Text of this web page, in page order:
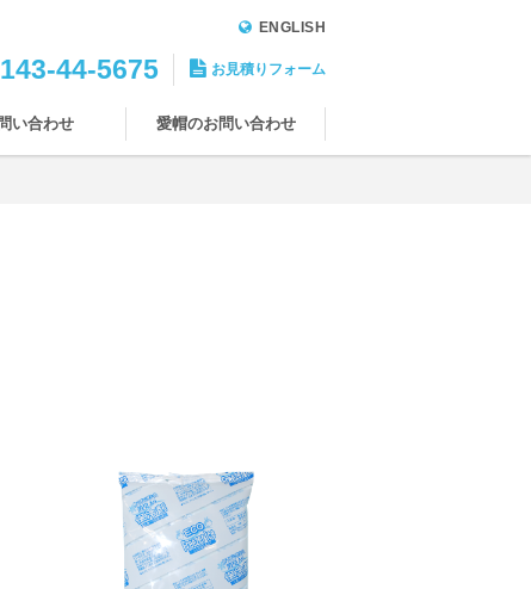
44-5675 お見積りフォーム
い合わせ 愛帽のお問い合わせ
ENGLISH